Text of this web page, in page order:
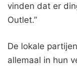
vinden dat er
Outlet.”
De lokale
allemaal in hun